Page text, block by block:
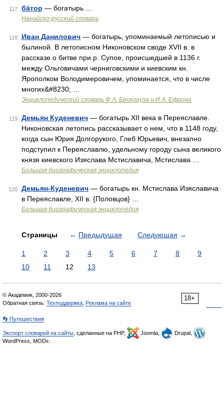
117 ба̄тор — богатырь …
Нанайско-русский словарь
118 Иван Данилович — богатырь, упоминаемый летописью и
былиной. В летописном Никоновском своде XVII в. в
рассказе о битве при р. Супое, происшедшей в 1136 г.
между Ольговичами черниговскими и киевским кн.
Ярополком Володимеровичем, упоминается, что в числе
многих&#8230; …
Энциклопедический словарь Ф.А. Брокгауза и И.А. Ефрона
119 Демьян Куденевич — богатырь XII века в Переяславле.
Никоновская летопись рассказывает о нем, что в 1148 году,
когда сын Юрия Долгорукого, Глеб Юрьевич, внезапно
подступил к Переяславлю, удельному городу сына великого
князя киевского Изяслава Мстиславича, Мстислава …
Большая биографическая энциклопедия
120 Демьян-Куденевич — богатырь кн. Мстислава Изяславича
в Переяславле, XII в. {Половцов} …
Большая биографическая энциклопедия
Страницы ← Предыдущая Следующая →
1 2 3 4 5 6 7 8
9
10
11 12 13
18+
© Академик, 2000-2026
Обратная связь: Техподдержка Реклама на сайте
👣 Путешествия
Экспорт словарей на сайты , сделанные на PHP, Joomla,
Drupal,
WordPress, MODx.